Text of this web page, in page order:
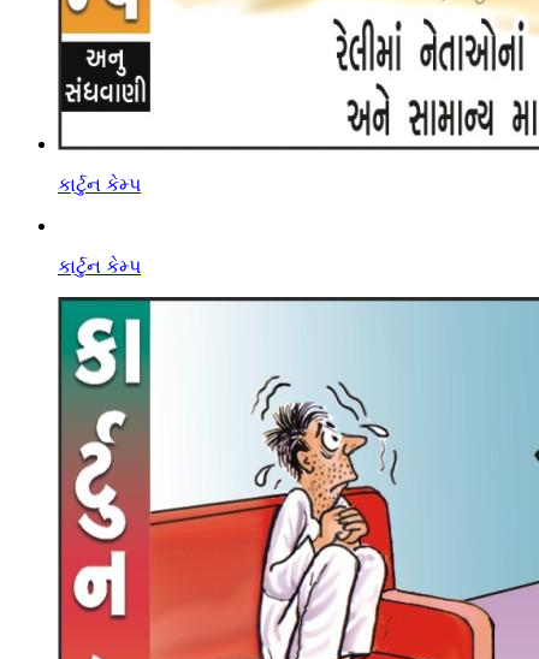
કાર્ટુન કેમ્પ
કાર્ટુન કેમ્પ